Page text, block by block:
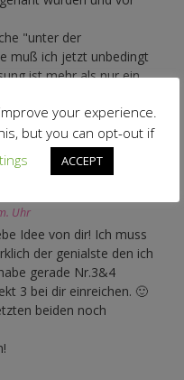
"unter der
muß ich jetzt unbedingt
ist mehr als nur ein
Dir
Uhr
Idee von dir! Ich muss
der genialste den ich
gerade Nr.3&4
3 bei dir einreichen. 🙂
beiden noch
your experience.
but you can opt-out if
ACCEPT